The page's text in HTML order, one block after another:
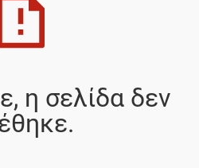
η σελίδα δεν